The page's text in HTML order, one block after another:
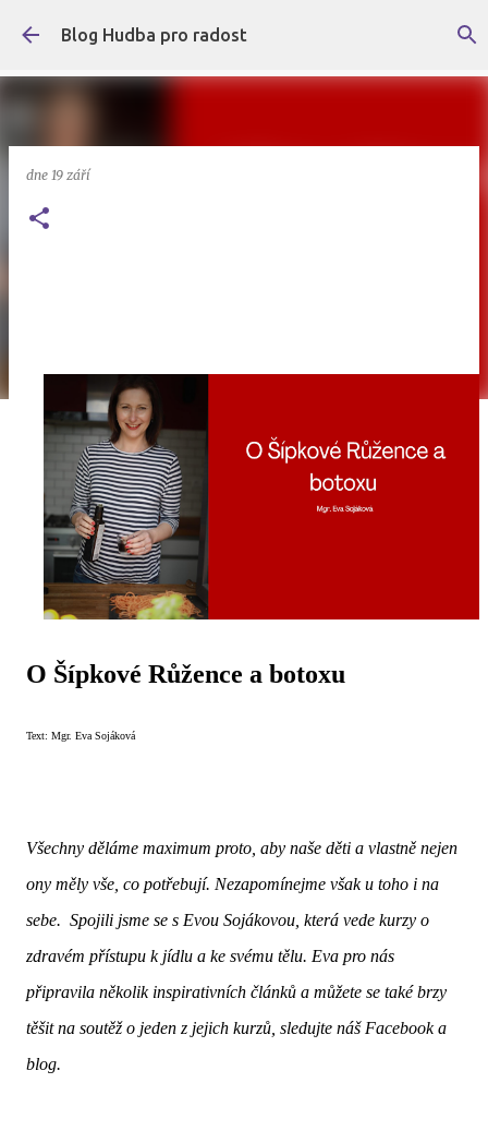
Přeskočit na hlavní obsah
Blog Hudba pro radost
dne 19 září
O Šípkové Růžence a botoxu
Text: Mgr. Eva Sojáková
Všechny děláme maximum proto, aby naše děti a vlastně nejen
ony měly vše, co potřebují. Nezapomínejme však u toho i na
sebe. Spojili jsme se s Evou Sojákovou, která vede kurzy o
zdravém přístupu k jídlu a ke svému tělu. Eva pro nás
připravila několik inspirativních článků a můžete se také brzy
těšit na soutěž o jeden z jejich kurzů, sledujte náš Facebook a
blog.